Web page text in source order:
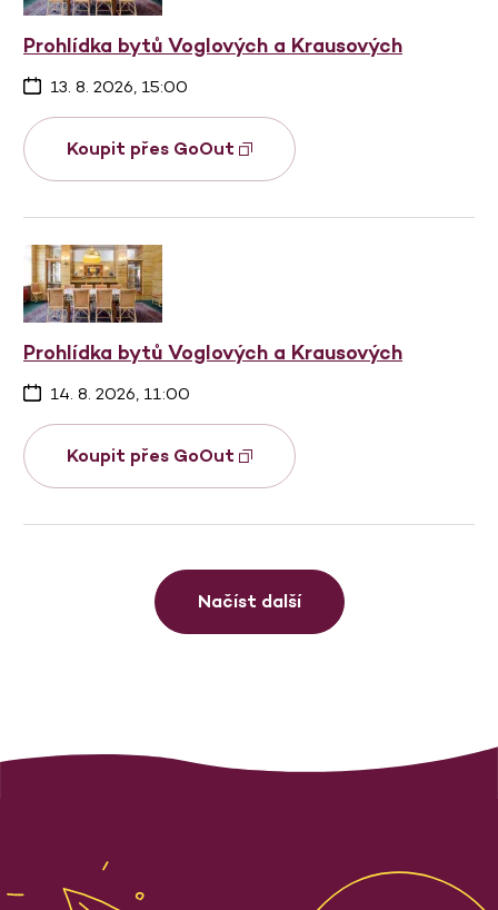
Prohlídka bytů Voglových a Krausových
13. 8. 2026, 15:00
Koupit přes GoOut
Prohlídka bytů Voglových a Krausových
14. 8. 2026, 11:00
Koupit přes GoOut
Načíst další